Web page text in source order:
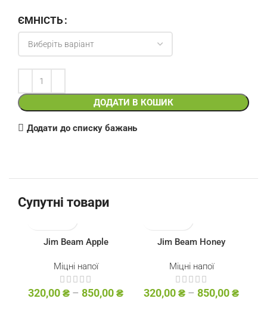
ЄМНІСТЬ
ДОДАТИ В КОШИК
Додати до списку бажань
Супутні товари
Jim Beam Apple
Міцні напої
320,00₴ – 850,00₴
Jim Beam Honey
Міцні напої
320,00₴ – 850,00₴